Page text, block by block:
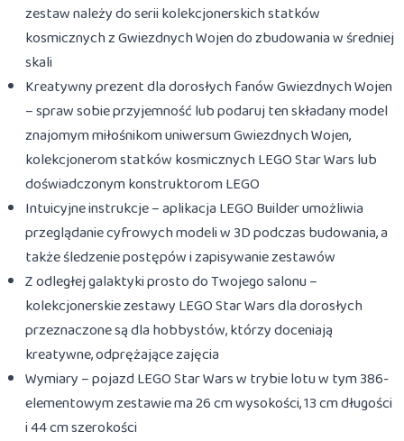
zestaw należy do serii kolekcjonerskich statków
kosmicznych z Gwiezdnych Wojen do zbudowania w średniej
skali
Kreatywny prezent dla dorosłych fanów Gwiezdnych Wojen
– spraw sobie przyjemność lub podaruj ten składany model
znajomym miłośnikom uniwersum Gwiezdnych Wojen,
kolekcjonerom statków kosmicznych LEGO Star Wars lub
doświadczonym konstruktorom LEGO
Intuicyjne instrukcje – aplikacja LEGO Builder umożliwia
przeglądanie cyfrowych modeli w 3D podczas budowania, a
także śledzenie postępów i zapisywanie zestawów
Z odległej galaktyki prosto do Twojego salonu –
kolekcjonerskie zestawy LEGO Star Wars dla dorosłych
przeznaczone są dla hobbystów, którzy doceniają
kreatywne, odprężające zajęcia
Wymiary – pojazd LEGO Star Wars w trybie lotu w tym 386-
elementowym zestawie ma 26 cm wysokości, 13 cm długości
i 44 cm szerokości